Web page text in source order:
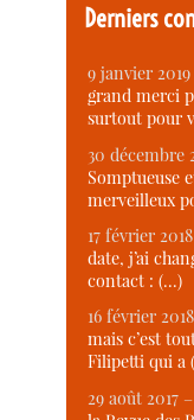
Derniers
9 janvier
grand merci
surtout pour
30 décembre
Somptueuse
merveilleux
17 février
date, j’ai
contact : (…)
16 février
mais c’est
Filipetti qui a
29 août 2017